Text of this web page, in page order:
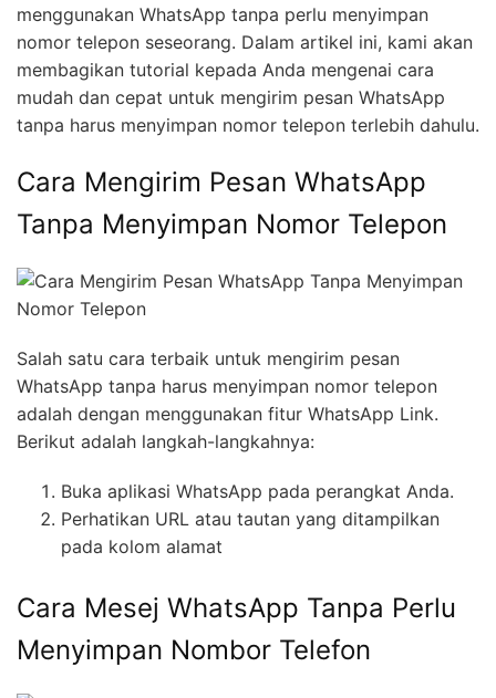
menggunakan WhatsApp tanpa perlu menyimpan
nomor telepon seseorang. Dalam artikel ini, kami akan
membagikan tutorial kepada Anda mengenai cara
mudah dan cepat untuk mengirim pesan WhatsApp
tanpa harus menyimpan nomor telepon terlebih dahulu.
Cara Mengirim Pesan WhatsApp
Tanpa Menyimpan Nomor Telepon
Salah satu cara terbaik untuk mengirim pesan
WhatsApp tanpa harus menyimpan nomor telepon
adalah dengan menggunakan fitur WhatsApp Link.
Berikut adalah langkah-langkahnya:
Buka aplikasi WhatsApp pada perangkat Anda.
Perhatikan URL atau tautan yang ditampilkan
pada kolom alamat
Cara Mesej WhatsApp Tanpa Perlu
Menyimpan Nombor Telefon